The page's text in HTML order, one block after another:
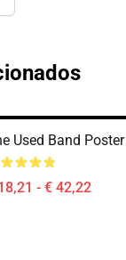
Used Band
- € 42,22